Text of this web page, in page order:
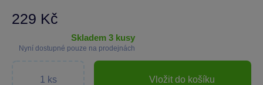
229 Kč
skladem 3 kusy
Nyní dostupné pouze na prodejnách
Vložit do košíku